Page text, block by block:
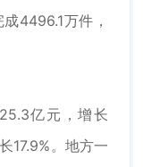
4496.1万件，
亿元，增长
17.9%。地方一